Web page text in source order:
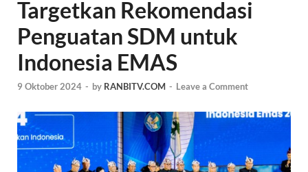
Targetkan Rekomendasi
Penguatan SDM untuk
Indonesia EMAS
9 Oktober 2024 - by RANBITV.COM - Leave a Comment